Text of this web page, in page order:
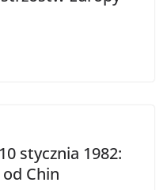
stycznia 1982:
Chin